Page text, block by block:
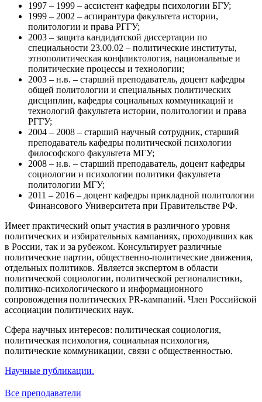
1997 – 1999 – ассистент кафедры психологии БГУ;
1999 – 2002 – аспирантура факультета истории,
политологии и права РГГУ;
2003 – защита кандидатской диссертации по
специальности 23.00.02 – политические институты,
этнополитическая конфликтология, национальные и
политические процессы и технологии;
2003 – н.в. – старший преподаватель, доцент кафедры
общей политологии и специальных политических
дисциплин, кафедры социальных коммуникаций и
технологий факультета истории, политологии и права
РГГУ;
2004 – 2008 – старший научный сотрудник, старший
преподаватель кафедры политической психологии
философского факультета МГУ;
2008 – н.в. – старший преподаватель, доцент кафедры
социологии и психологии политики факультета
политологии МГУ;
2011 – 2016 – доцент кафедры прикладной политологии
Финансового Университета при Правительстве РФ.
Имеет практический опыт участия в различного уровня
политических и избирательных кампаниях, проходивших как
в России, так и за рубежом. Консультирует различные
политические партии, общественно-политические движения,
отдельных политиков. Является экспертом в области
политической социологии, политической регионалистики,
политико-психологического и информационного
сопровождения политических PR-кампаний. Член Российской
ассоциации политических наук.
Сфера научных интересов: политическая социология,
политическая психология, социальная психология,
политические коммуникации, связи с общественностью.
Научные публикации.
Все преподаватели